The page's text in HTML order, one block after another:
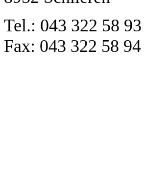
Tel.: 043 322 58 93
Fax: 043 322 58 94